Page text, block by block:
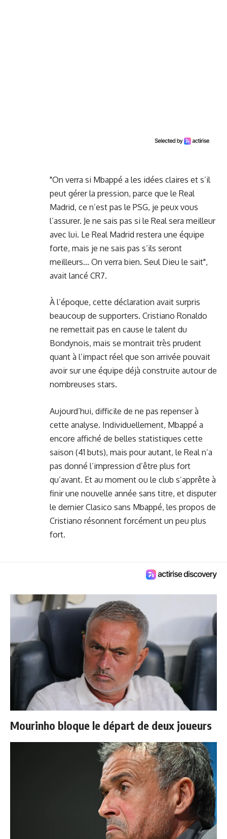
"On verra si Mbappé a les idées claires et s’il
peut gérer la pression, parce que le Real
Madrid, ce n’est pas le PSG, je peux vous
l’assurer. Je ne sais pas si le Real sera meilleur
avec lui. Le Real Madrid restera une équipe
forte, mais je ne sais pas s’ils seront
meilleurs... On verra bien. Seul Dieu le sait",
avait lancé CR7.
À l’époque, cette déclaration avait surpris
beaucoup de supporters. Cristiano Ronaldo
ne remettait pas en cause le talent du
Bondynois, mais se montrait très prudent
quant à l’impact réel que son arrivée pouvait
avoir sur une équipe déjà construite autour de
nombreuses stars.
Aujourd’hui, difficile de ne pas repenser à
cette analyse. Individuellement, Mbappé a
encore affiché de belles statistiques cette
saison (41 buts), mais pour autant, le Real n’a
pas donné l’impression d’être plus fort
qu’avant. Et au moment ou le club s’apprête à
finir une nouvelle année sans titre, et disputer
le dernier Clasico sans Mbappé, les propos de
Cristiano résonnent forcément un peu plus
fort.
Mourinho bloque le départ de deux joueurs